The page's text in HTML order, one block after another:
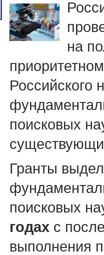
на
Российского
поисковых
Гранты
поисковых
годах с
выполнения